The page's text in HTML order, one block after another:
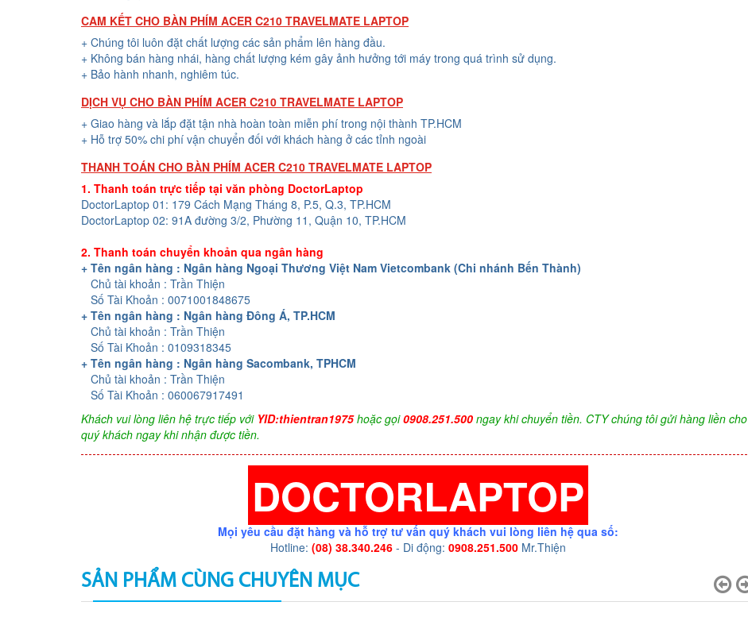
CAM KẾT CHO BÀN PHÍM ACER C210 TRAVELMATE LAPTOP
+ Chúng tôi luôn đặt chất lượng các sản phẩm lên hàng đầu.
+ Không bán hàng nhái, hàng chất lượng kém gây ảnh hưởng tới máy trong quá trình sử dụng.
+ Bảo hành nhanh, nghiêm túc.
DỊCH VỤ CHO BÀN PHÍM ACER C210 TRAVELMATE LAPTOP
+ Giao hàng và lắp đặt tận nhà hoàn toàn miễn phí trong nội thành TP.HCM
+ Hỗ trợ 50% chi phí vận chuyển đối với khách hàng ở các tỉnh ngoài
THANH TOÁN CHO BÀN PHÍM ACER C210 TRAVELMATE LAPTOP
1. Thanh toán trực tiếp tại văn phòng DoctorLaptop
DoctorLaptop 01: 179 Cách Mạng Tháng 8, P.5, Q.3, TP.HCM
DoctorLaptop 02: 91A đường 3/2, Phường 11, Quận 10, TP.HCM
2. Thanh toán chuyển khoản qua ngân hàng
+ Tên ngân hàng : Ngân hàng Ngoại Thương Việt Nam Vietcombank (Chi nhánh Bến Thành)
Chủ tài khoản : Trần Thiện
Số Tài Khoản : 0071001848675
+ Tên ngân hàng : Ngân hàng Đông Á, TP.HCM
Chủ tài khoản : Trần Thiện
Số Tài Khoản : 0109318345
+ Tên ngân hàng : Ngân hàng Sacombank, TPHCM
Chủ tài khoản : Trần Thiện
Số Tài Khoản : 060067917491
Khách vui lòng liên hệ trực tiếp với YID:thientran1975hoặc gọi0908.251.500 ngay khi chuyển tiền. CTY chúng tôi gửi hàng liền cho
quý khách ngay khi nhận được tiền.
DOCTORLAPTOP
Mọi yêu cầu đặt hàng và hỗ trợ tư vấn quý khách vui lòng liên hệ qua số:
Hotline: (08) 38.340.246- Di động: 0908.251.500Mr.Thiện
SẢN PHẨM CÙNG CHUYÊN MỤC